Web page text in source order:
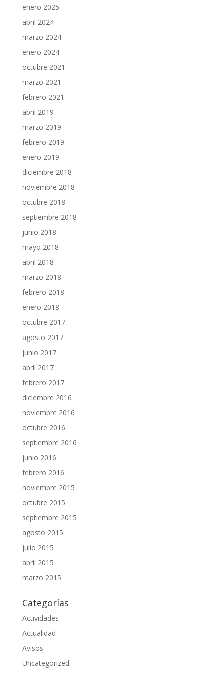
enero 2025
abril 2024
marzo 2024
enero 2024
octubre 2021
marzo 2021
febrero 2021
abril 2019
marzo 2019
febrero 2019
enero 2019
diciembre 2018
noviembre 2018
octubre 2018
septiembre 2018
junio 2018
mayo 2018
abril 2018
marzo 2018
febrero 2018
enero 2018
octubre 2017
agosto 2017
junio 2017
abril 2017
febrero 2017
diciembre 2016
noviembre 2016
octubre 2016
septiembre 2016
junio 2016
febrero 2016
noviembre 2015
octubre 2015
septiembre 2015
agosto 2015
julio 2015
abril 2015
marzo 2015
Categorías
Actividades
Actualidad
Avisos
Uncategorized